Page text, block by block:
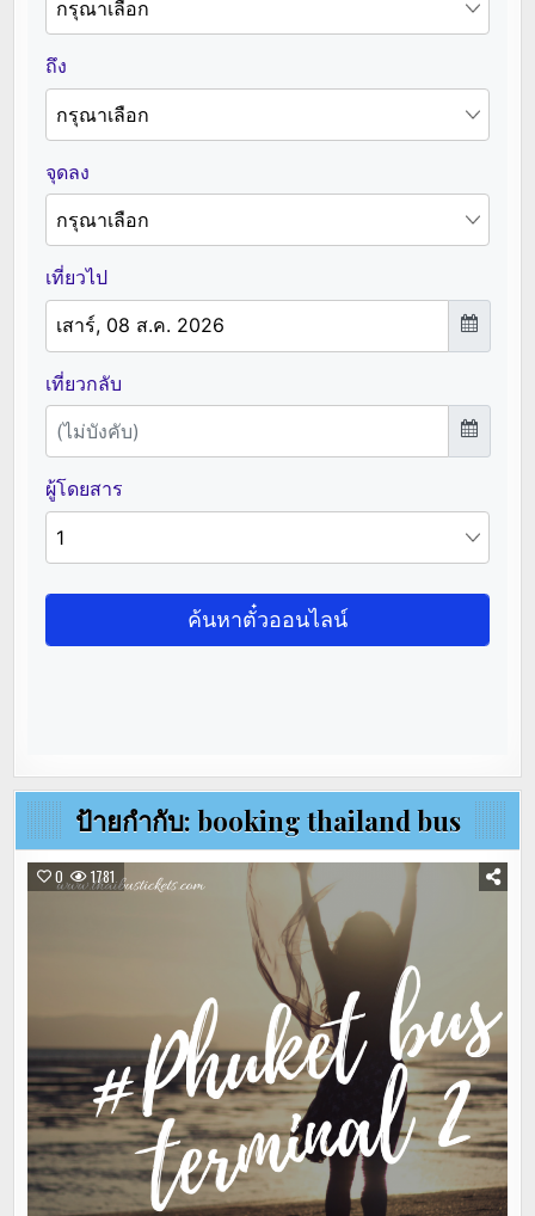
ป้ายกำกับ: booking thailand bus
0 1781